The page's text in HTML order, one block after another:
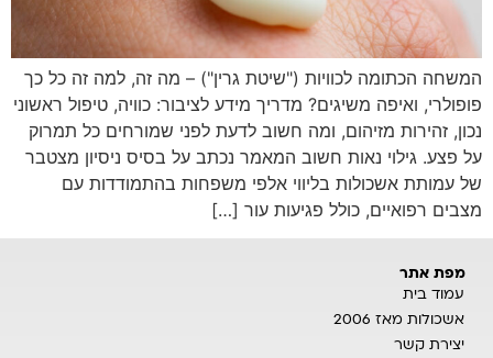
המשחה הכתומה לכוויות ("שיטת גרין") – מה זה, למה זה כל כך
פופולרי, ואיפה משיגים? מדריך מידע לציבור: כוויה, טיפול ראשוני
נכון, זהירות מזיהום, ומה חשוב לדעת לפני שמורחים כל תמרוק
על פצע. גילוי נאות חשוב המאמר נכתב על בסיס ניסיון מצטבר
של עמותת אשכולות בליווי אלפי משפחות בהתמודדות עם
מצבים רפואיים, כולל פגיעות עור […]
מפת אתר
עמוד בית
אשכולות מאז 2006
יצירת קשר